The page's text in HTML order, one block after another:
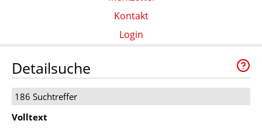
Kontakt
Login
Detailsuche
186 Suchtreffer
Volltext